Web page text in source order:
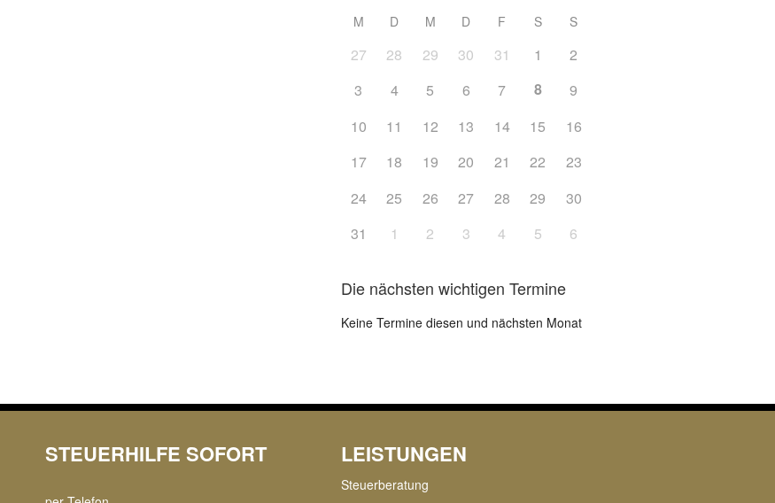
M D M D F S S
27 28 29 30 31 1
2
3
4 5 6 7 8
9
10
11 12 13 14 15
16
17
18 19 20 21 22
23
24
25 26 27 28 29
30
31
1 2 3 4 5 6
Die nächsten wichtigen Termine
Keine Termine diesen und nächsten Monat
STEUERHILFE SOFORT LEISTUNGEN
Steuerberatung